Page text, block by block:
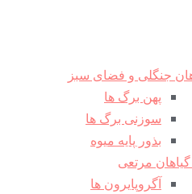
جنگلی و فضای سبز
پهن برگ ها
سوزنی برگ ها
بذور پایه میوه
مرتعی
آگروپایرون ها